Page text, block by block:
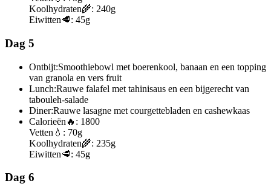
Koolhydraten🌾: 240g
Eiwitten🥩: 45g
Dag 5
Ontbijt:Smoothiebowl met boerenkool, banaan en een topping
van granola en vers fruit
Lunch:Rauwe falafel met tahinisaus en een bijgerecht van
tabouleh-salade
Diner:Rauwe lasagne met courgettebladen en cashewkaas
Calorieën 🔥: 1800
Vetten 💧: 70g
Koolhydraten🌾: 235g
Eiwitten🥩: 45g
Dag 6